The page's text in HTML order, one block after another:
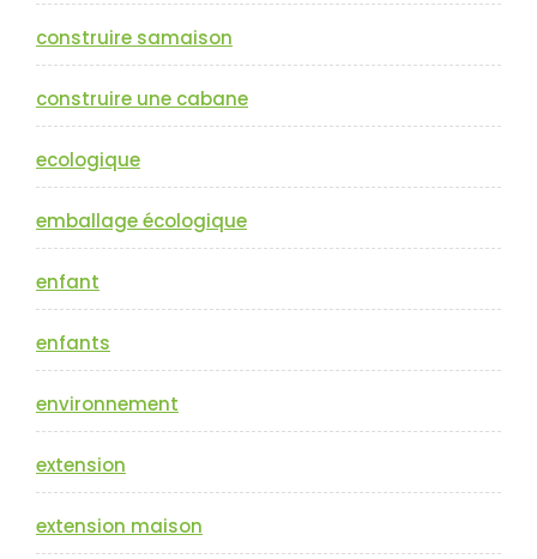
construire samaison
construire une cabane
ecologique
emballage écologique
enfant
enfants
environnement
extension
extension maison